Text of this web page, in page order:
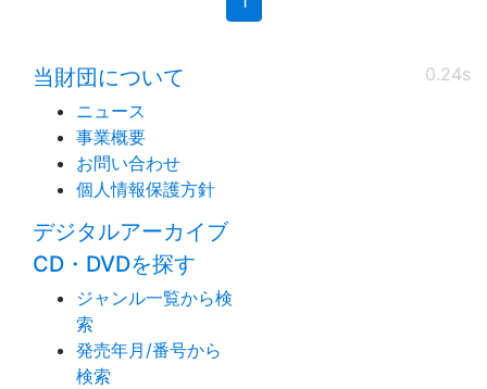
0.24s
当財団について
ニュース
事業概要
お問い合わせ
個人情報保護方針
デジタルアーカイブ
CD・DVDを探す
ジャンル一覧から検
索
発売年月/番号から
検索